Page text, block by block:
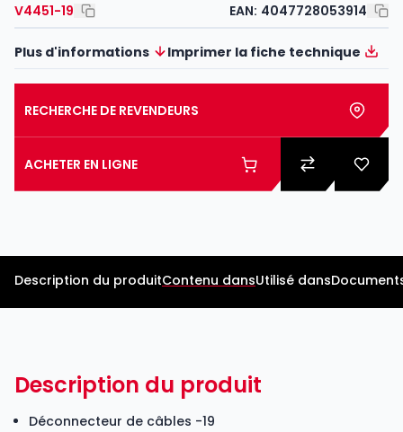
V4451-19 EAN: 4047728053914
Plus d'informations Imprimer la fiche technique
RECHERCHE DE REVENDEURS
ACHETER EN LIGNE
Description du produitContenu dansUtilisé dans
Description du produit
Déconnecteur de câbles -19